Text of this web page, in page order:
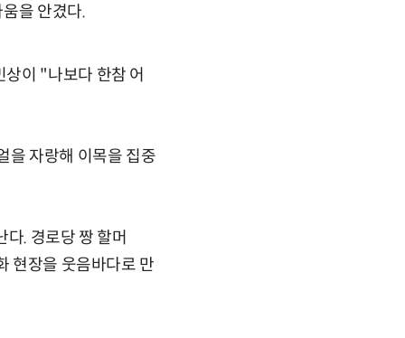
을 안겼다.
이 "나보다 한참 어
을 자랑해 이목을 집중
. 경로당 짱 할머
현장을 웃음바다로 만